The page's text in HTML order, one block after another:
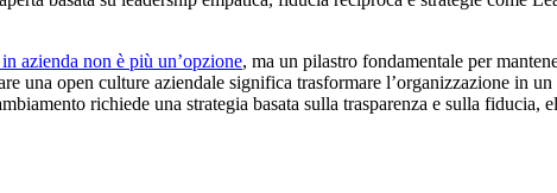
azienda non è più un’opzione, ma un pilastro fondamentale per
una open culture aziendale significa trasformare l’organizzazione in
richiede una strategia basata sulla trasparenza e sulla fiducia,